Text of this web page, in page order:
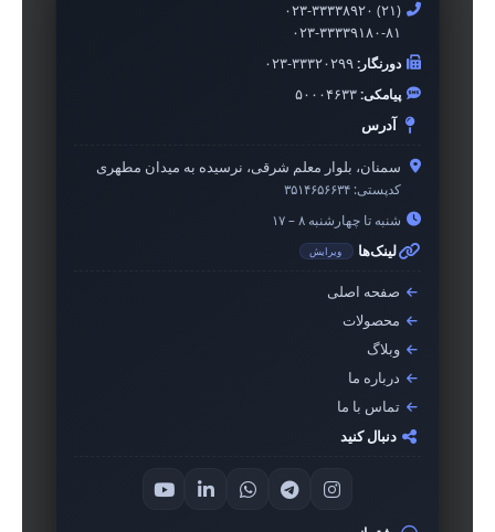
۰۲۳-۳۳۳۳۸۹۲۰ (۲۱)
۰۲۳-۳۳۳۳۹۱۸۰-۸۱
دورنگار:۰۲۳-۳۳۳۲۰۲۹۹
پیامکی:۵۰۰۰۴۶۳۳
آدرس
سمنان، بلوار معلم شرقی، نرسیده به میدان مطهری
کدپستی: ۳۵۱۴۶۵۶۶۳۴
شنبه تا چهارشنبه ۸ – ۱۷
لینک‌ها ویرایش
صفحه اصلی
محصولات
وبلاگ
درباره ما
تماس با ما
دنبال کنید